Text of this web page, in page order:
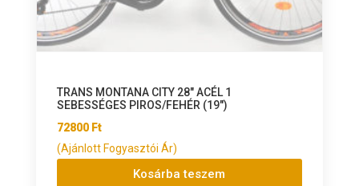
TRANS MONTANA CITY 28″ ACÉL 1
SEBESSÉGES PIROS/FEHÉR (19″)
72800 Ft
(Ajánlott Fogyasztói Ár)
Kosárba teszem